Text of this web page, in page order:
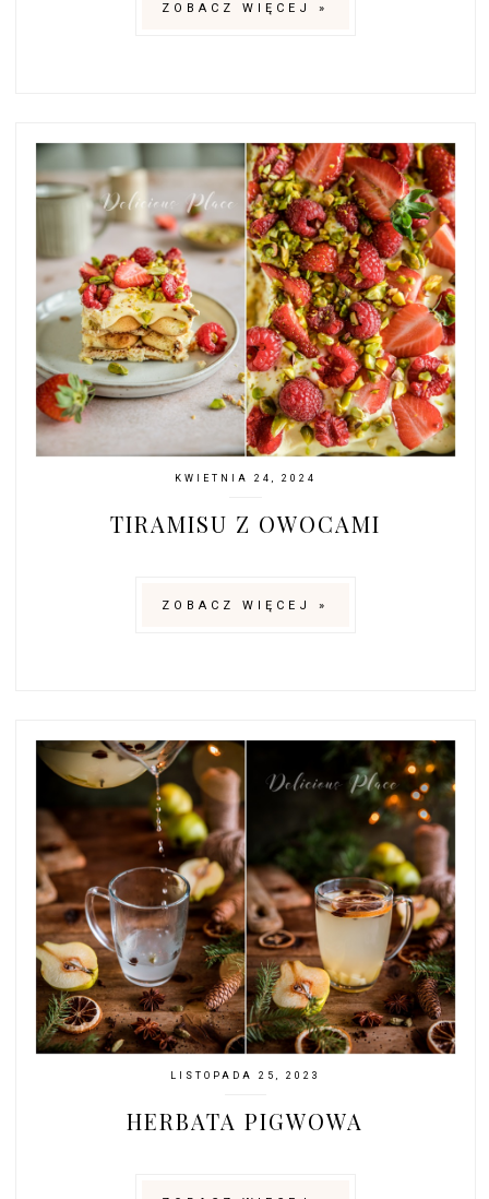
ZOBACZ WIĘCEJ »
KWIETNIA 24, 2024
TIRAMISU Z OWOCAMI
ZOBACZ WIĘCEJ »
LISTOPADA 25, 2023
HERBATA PIGWOWA